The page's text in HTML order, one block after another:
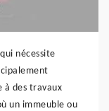
nécessite
à des travaux
un immeuble ou